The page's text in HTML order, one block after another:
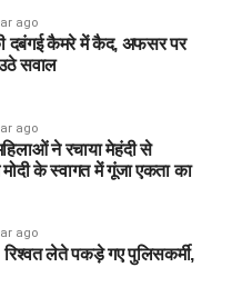
ago
की दबंगई कैमरे में कैद, अफसर पर
सवाल
ago
ने रचाया मेहंदी से
मोदी के स्वागत में गूंजा एकता का
ago
रिश्वत लेते पकड़े गए पुलिसकर्मी,